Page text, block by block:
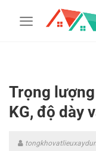
Trọng
KG, độ dày